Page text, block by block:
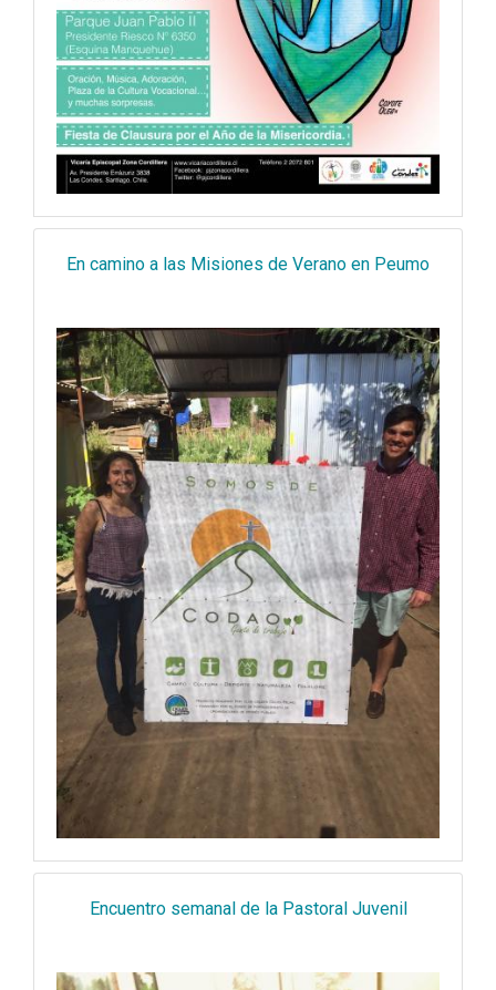
En camino a las Misiones de Verano en Peumo
Encuentro semanal de la Pastoral Juvenil